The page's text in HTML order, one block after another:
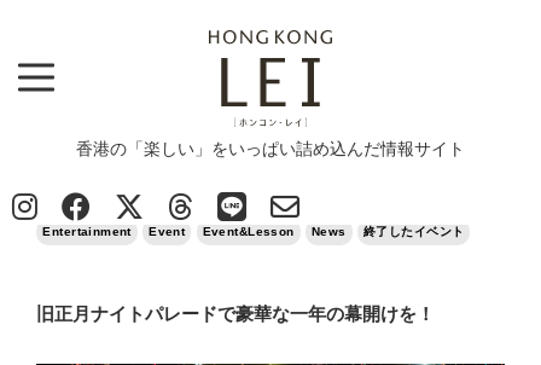
香港の「楽しい」をいっぱい詰め込んだ情報サイト
Entertainment > 旧正月ナイトパレードで豪華な一年の幕開けを！
Entertainment Event Event&Lesson News 終了したイベント
旧正月ナイトパレードで豪華な一年の幕開けを！